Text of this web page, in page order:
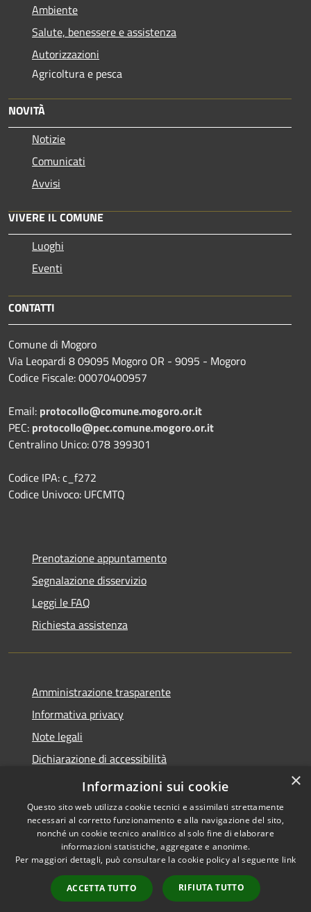
Ambiente
Salute, benessere e assistenza
Autorizzazioni
Agricoltura e pesca
NOVITÀ
Notizie
Comunicati
Avvisi
VIVERE IL COMUNE
Luoghi
Eventi
CONTATTI
Comune di Mogoro
Via Leopardi 8 09095 Mogoro OR - 9095 - Mogoro
Codice Fiscale: 00070400957
Email: protocollo@comune.mogoro.or.it
PEC: protocollo@pec.comune.mogoro.or.it
Centralino Unico: 078 399301
Codice IPA: c_f272
Codice Univoco: UFCMTQ
Prenotazione appuntamento
Segnalazione disservizio
Leggi le FAQ
Richiesta assistenza
Amministrazione trasparente
Informativa privacy
Note legali
Dichiarazione di accessibilità
Obiettivi di accessibilità
Accessibilità
Copyright © 2026 • Comune di
Mogoro • Powered by
Municipium•
Accesso
redazione
×
Informazioni sui cookie
Questo sito web utilizza cookie tecnici e assimilati strettamente
necessari al corretto funzionamento e alla navigazione del sito,
nonché un cookie tecnico analitico al solo fine di elaborare
informazioni statistiche, aggregate e anonime.
Per maggiori dettagli, può consultare la cookie policy al seguente link
ACCETTA TUTTO RIFIUTA TUTTO